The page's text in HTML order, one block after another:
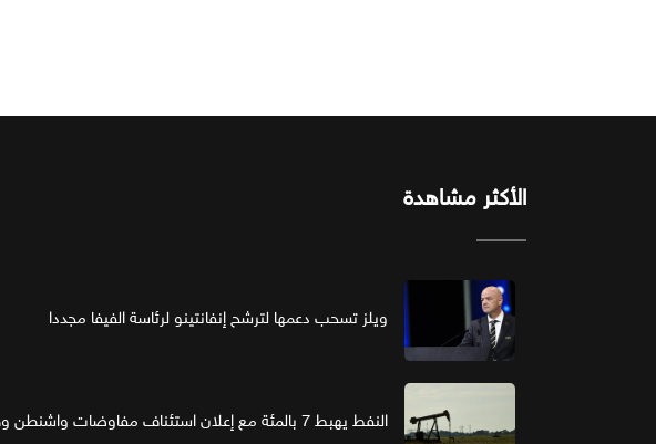
الأكثر مشاهدة
ويلز تسحب دعمها لترشح إنفانتينو لرئاسة الفيفا مجددا
النفط يهبط 7 بالمئة مع إعلان استئناف مفاوضات واشنطن وطهران